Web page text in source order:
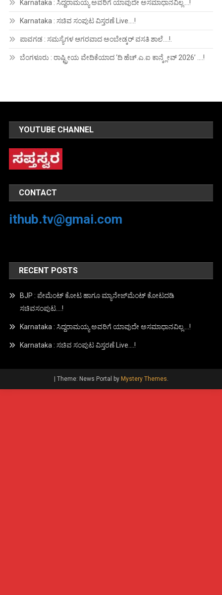
Karnataka : ಸಿದ್ದರಾಮಯ್ಯ ಅವರಿಗೆ ಯಾವುದೇ ಅಸಮಾಧಾನವಿಲ್ಲ….!
Karnataka : ಸಚಿವ ಸಂಪುಟ ವಿಸ್ತರಣೆ Live….!
ಪಾವಗಡ : ಸಮಸ್ಯೆಗಳ ಆಗರವಾದ ಅಂಬೇಡ್ಕರ್ ವಸತಿ ಶಾಲೆ….!.
ಬೆಂಗಳೂರು : ರಾಷ್ಟ್ರೀಯ ವೇದಿಕೆಯಾದ ‘ದಿ ಹೆಚ್.ಎ.ಐ ಕಾನ್ಕ್ಲೇವ್ 2026’ ….!
YOUTUBE CHANNEL
CONTACT
ithub.tv@gmai.com
RECENT POSTS
BJP : ಪೇಮೆಂಟ್ ಕೋಟ ಹಾಗೂ ಮ್ಯಾನೇಜ್‍ಮೆಂಟ್ ಕೋಟದಡಿ
ಸಚಿವಸಂಪುಟ….!
Karnataka : ಸಿದ್ದರಾಮಯ್ಯ ಅವರಿಗೆ ಯಾವುದೇ ಅಸಮಾಧಾನವಿಲ್ಲ….!
Karnataka : ಸಚಿವ ಸಂಪುಟ ವಿಸ್ತರಣೆ Live….!
| Theme: News Portal by Mystery Themes